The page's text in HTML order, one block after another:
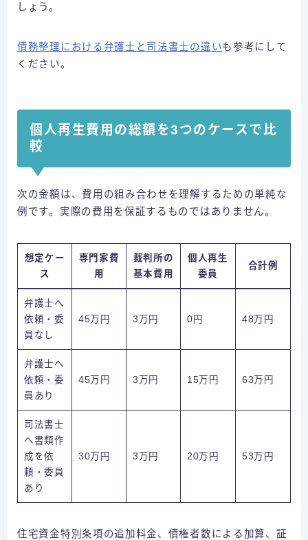
しょう。
債務整理における弁護士と司法書士の違いも参考にして
ください。
個人再生費用の総額を3つのケースで比
較
次の金額は、費用の組み合わせを理解するための単純な
例です。実際の費用を保証するものではありません。
想定ケー
ス
専門家費
用
裁判所の
基本費用
個人再生
委員
合計例
弁護士へ
依頼・委
員なし
45万円 3万円 0円 48万円
弁護士へ
依頼・委
員あり
45万円 3万円 15万円 63万円
司法書士
へ書類作
成を依
頼・委員
あり
30万円 3万円 20万円 53万円
住宅資金特別条項の追加料金、債権者数による加算、証